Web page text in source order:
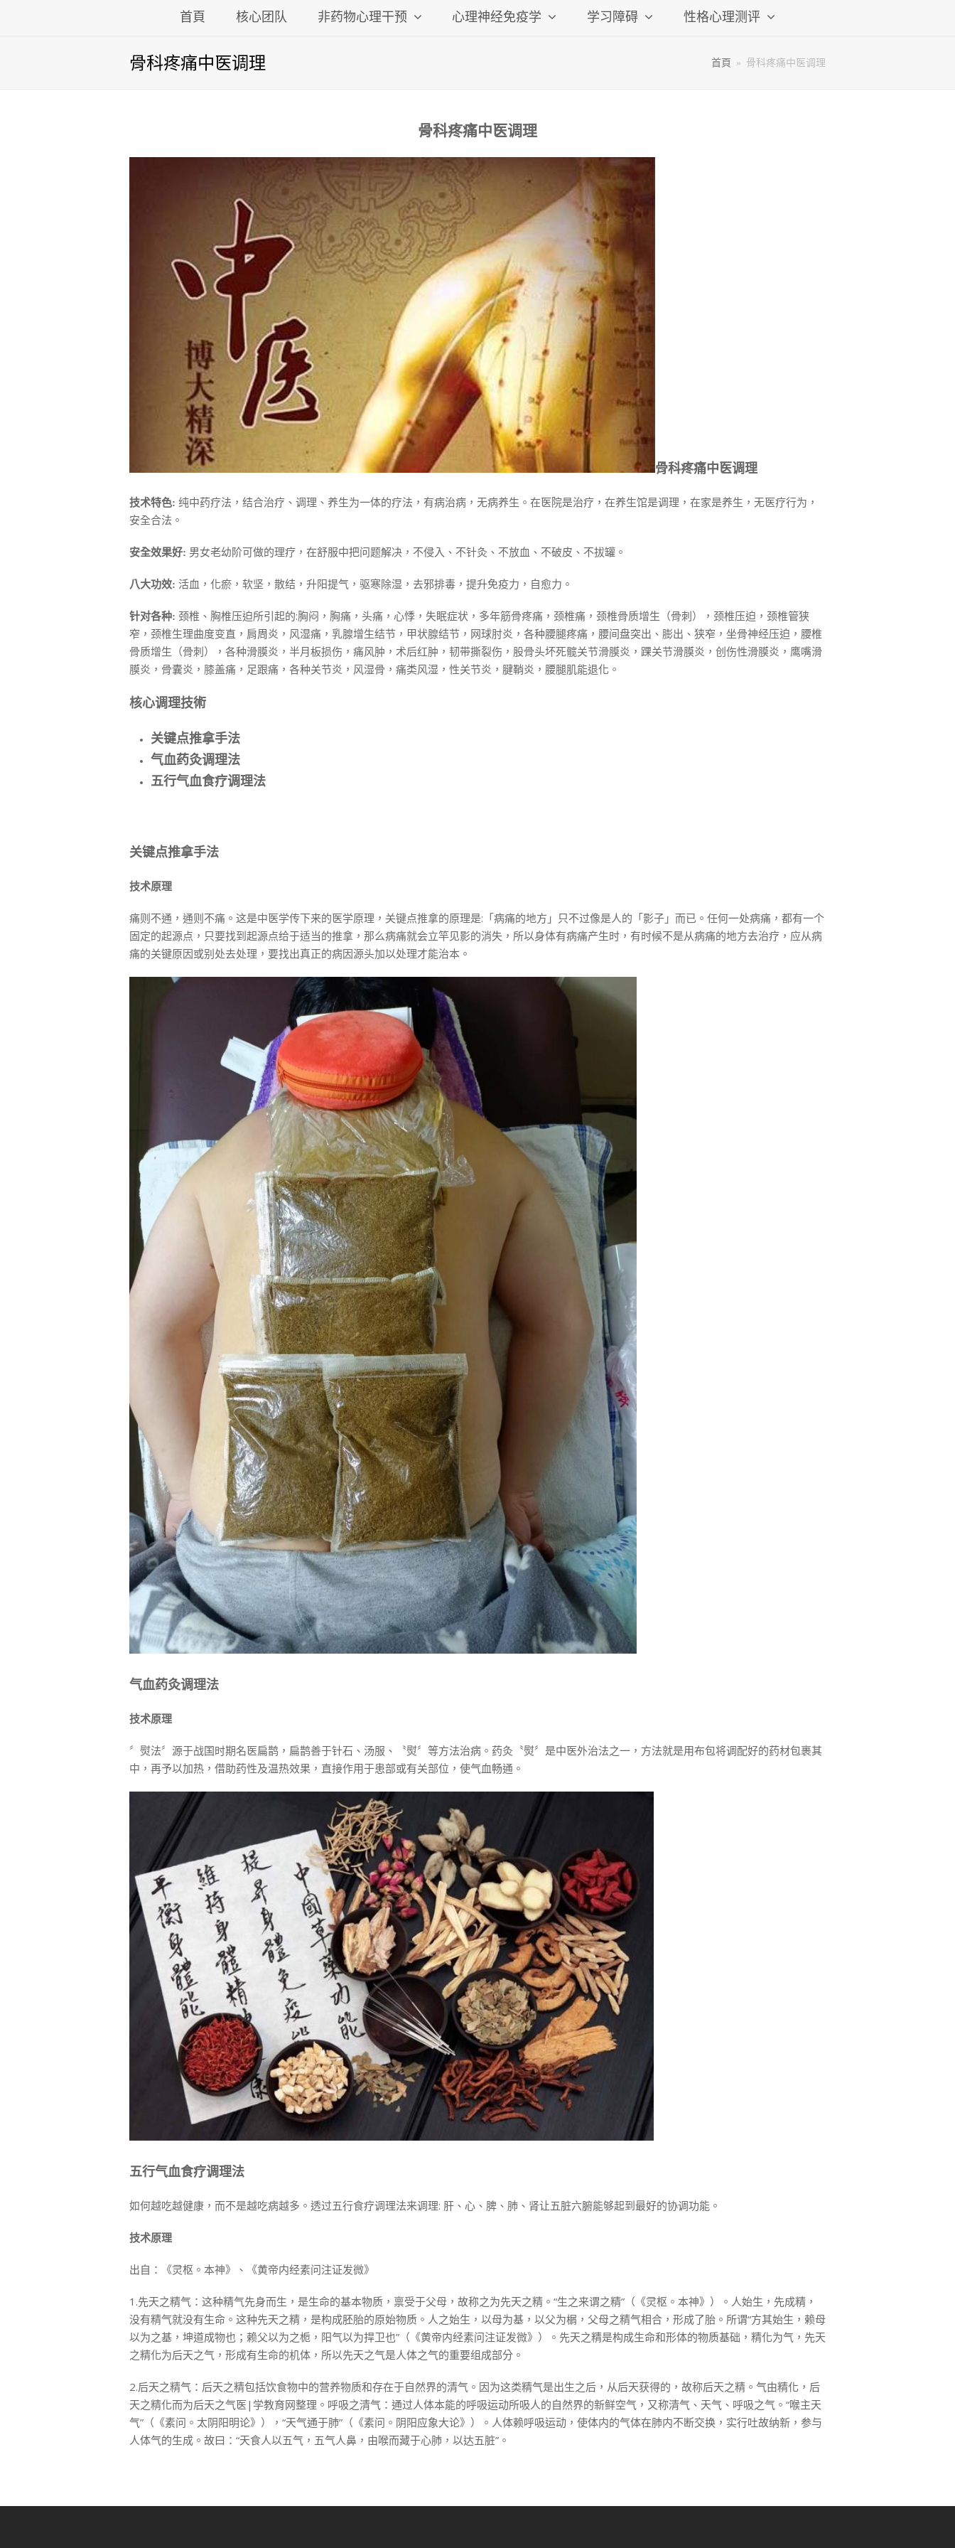
首頁 核心团队 非药物心理干预 心理神经免疫学 学习障碍 性格心理测评
骨科疼痛中医调理 首頁 » 骨科疼痛中医调理
骨科疼痛中医调理
骨科疼痛中医调理
技术特色: 纯中药疗法，结合治疗、调理、养生为一体的疗法，有病治病，无病养生。在医院是治疗，在养生馆是调理，在家是养生，无医疗行为，
安全合法。
安全效果好: 男女老幼阶可做的理疗，在舒服中把问题解决，不侵入、不针灸、不放血、不破皮、不拔罐。
八大功效: 活血，化瘀，软坚，散结，升阳提气，驱寒除湿，去邪排毒，提升免疫力，自愈力。
针对各种: 颈椎、胸椎压迫所引起的:胸闷，胸痛，头痛，心悸，失眠症状，多年筋骨疼痛，颈椎痛，颈椎骨质增生（骨刺），颈椎压迫，颈椎管狭
窄，颈椎生理曲度变直，肩周炎，风湿痛，乳腺增生结节，甲状腺结节，网球肘炎，各种腰腿疼痛，腰间盘突出、膨出、狭窄，坐骨神经压迫，腰椎
骨质增生（骨刺），各种滑膜炎，半月板损伤，痛风肿，术后红肿，韧带撕裂伤，股骨头坏死髋关节滑膜炎，踝关节滑膜炎，创伤性滑膜炎，鹰嘴滑
膜炎，骨囊炎，膝盖痛，足跟痛，各种关节炎，风湿骨，痛类风湿，性关节炎，腱鞘炎，腰腿肌能退化。
核心调理技術
关键点推拿手法
气血药灸调理法
五行气血食疗调理法
关键点推拿手法
技术原理
痛则不通，通则不痛。这是中医学传下来的医学原理，关键点推拿的原理是:「病痛的地方」只不过像是人的「影子」而已。任何一处病痛，都有一个
固定的起源点，只要找到起源点给于适当的推拿，那么病痛就会立竿见影的消失，所以身体有病痛产生时，有时候不是从病痛的地方去治疗，应从病
痛的关键原因或别处去处理，要找出真正的病因源头加以处理才能治本。
气血药灸调理法
技术原理
〞熨法〞源于战国时期名医扁鹊，扁鹊善于针石、汤服、〝熨〞等方法治病。药灸〝熨〞是中医外治法之一，方法就是用布包将调配好的药材包裹其
中，再予以加热，借助药性及温热效果，直接作用于患部或有关部位，使气血畅通。
五行气血食疗调理法
如何越吃越健康，而不是越吃病越多。透过五行食疗调理法来调理: 肝、心、脾、肺、肾让五脏六腑能够起到最好的协调功能。
技术原理
出自：《灵枢。本神》、《黄帝内经素问注证发微》
1.先天之精气：这种精气先身而生，是生命的基本物质，禀受于父母，故称之为先天之精。“生之来谓之精”（《灵枢。本神》）。人始生，先成精，
没有精气就没有生命。这种先天之精，是构成胚胎的原始物质。人之始生，以母为基，以父为榍，父母之精气相合，形成了胎。所谓“方其始生，赖母
以为之基，坤道成物也；赖父以为之栀，阳气以为捍卫也”（《黄帝内经素问注证发微》）。先天之精是构成生命和形体的物质基础，精化为气，先天
之精化为后天之气，形成有生命的机体，所以先天之气是人体之气的重要组成部分。
2.后天之精气：后天之精包括饮食物中的营养物质和存在于自然界的清气。因为这类精气是出生之后，从后天获得的，故称后天之精。气由精化，后
天之精化而为后天之气医|学教育网整理。呼吸之清气：通过人体本能的呼吸运动所吸人的自然界的新鲜空气，又称清气、天气、呼吸之气。“喉主天
气”（《素问。太阴阳明论》），“天气通于肺”（《素问。阴阳应象大论》）。人体赖呼吸运动，使体内的气体在肺内不断交换，实行吐故纳新，参与
人体气的生成。故曰：“天食人以五气，五气人鼻，由喉而藏于心肺，以达五脏”。